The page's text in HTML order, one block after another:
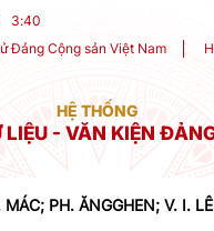
3:40
Đảng Cộng sản Việt Nam
HỆ THỐNG
LIỆU - VĂN KIỆN
MÁC; PH. ĂNGGHEN; V. I.